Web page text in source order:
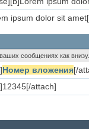
ipsum dolor sit
сообщениях как
Номер вложения[/
attach]